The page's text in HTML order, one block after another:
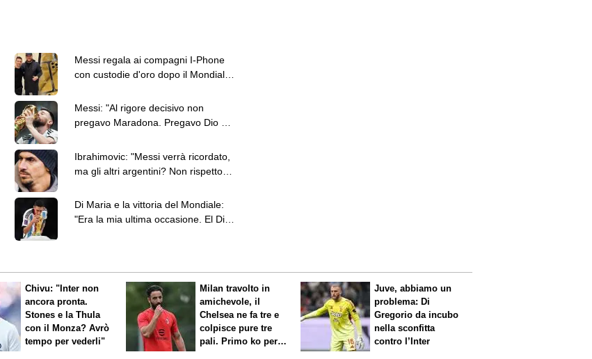
Messi regala ai compagni I-Phone
con custodie d'oro dopo il Mondiale
Messi: "Al rigore decisivo non
pregavo Maradona. Pregavo Dio e
Ibrahimovic: "Messi verrà ricordato,
ma gli altri argentini? Non rispetto
Di Maria e la vittoria del Mondiale:
"Era la mia ultima occasione. El Dibu
Chivu: "Inter non
ancora pronta.
Stones e la Thula
con il Monza? Avrò
tempo per vederli"
Milan travolto in
amichevole, il
Chelsea ne fa tre e
colpisce pure tre
pali. Primo ko per
Juve, abbiamo un
problema: Di
Gregorio da incubo
nella sconfitta
contro l’Inter